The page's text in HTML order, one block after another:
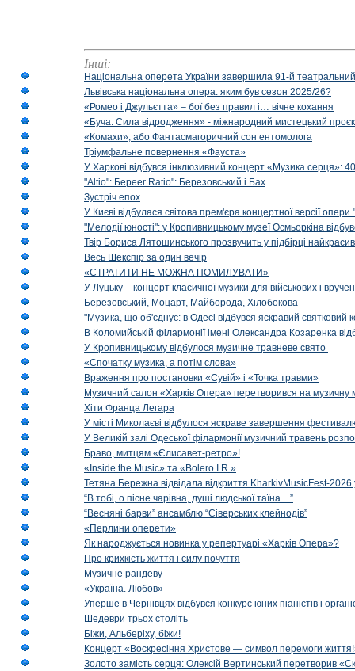
Інші:
Національна оперета України завершила 91-й
Львівська національна опера: яким був сезон 2025/26?
«Ромео і Джульєтта» – бої без правил і… вічне кохання
«Буча. Сила відродження» - міжнародний мистецький
«Комахи», або Фантасмагоричний сон ентомолога
Тріумфальне повернення «Фауста»
У Харкові відбувся інклюзивний концерт «Музика серця»:
"Altio": Береer Ratio": Березовський і Бах
Зустріч епох
У Києві відбулася світова прем'єра концертної версії
"Мелодії юності": у Кропивницькому музеї Осмьоркіна
Твір Бориса Лятошинського прозвучить у підбірці
Весь Шекспір за один вечір
«СТРАТИТИ НЕ МОЖНА ПОМИЛУВАТИ»
У Луцьку – концерт класичної музики для військових і
Березовський, Моцарт, Майборода, Хілобокова
"Музика, що об'єднує: в Одесі відбувся яскравий
В Коломийській філармонії імені Олександра Козаренка
У Кропивницькому відбулося музичне травневе свято
«Спочатку музика, а потім слова»
Враження про постановки «Сувій» і «Точка травми»
Музичний салон «Харків Опера» перетворився на музичну
Хіти Франца Легара
У місті Миколаєві відбулося яскраве завершення
У Великій залі Одеської філармонії музичний травень
Браво, митцям «Єлисавет-ретро»!
«Inside the Music» та «Bolero I.R.»
Тетяна Бережна відвідала відкриття KharkivMusicFest-2026
“В тобі, о пісне чарівна, душі людської таїна…”
“Весняні барви” ансамблю “Сіверських клейнодів”
«Перлини оперети»
Як народжується новинка у репертуарі «Харків Опера»?
Про крихкість життя і силу почуття
Музичне рандеву
«Україна. Любов»
Уперше в Чернівцях відбувся конкурс юних піаністів і
Шедеври трьох століть
Біжи, Альберіху, біжи!
Концерт «Воскресіння Христове — символ перемоги
Золото замість серця: Олексій Вертинський перетворив